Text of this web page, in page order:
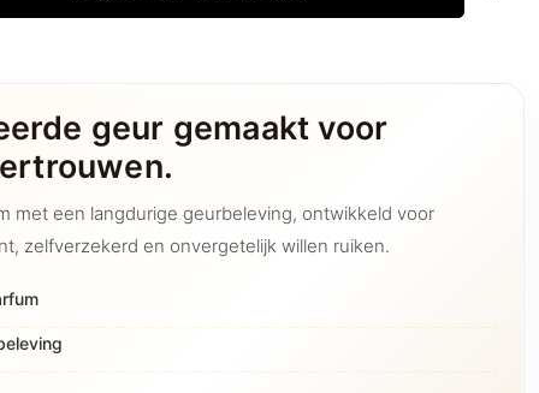
geur gemaakt voor
met een langdurige geurbeleving, ontwikkeld voor
zelfverzekerd en onvergetelijk willen ruiken.